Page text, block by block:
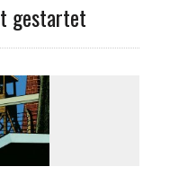
gestartet